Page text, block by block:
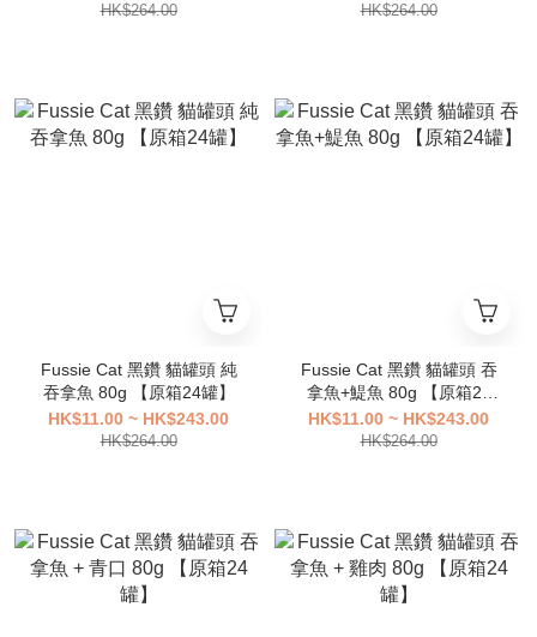
HK$264.00 HK$264.00
Fussie Cat 黑鑽 貓罐頭 純
吞拿魚 80g 【原箱24罐】
HK$11.00 ~ HK$243.00
HK$264.00
Fussie Cat 黑鑽 貓罐頭 吞
拿魚+鯷魚 80g 【原箱24
罐】
HK$11.00 ~ HK$243.00
HK$264.00